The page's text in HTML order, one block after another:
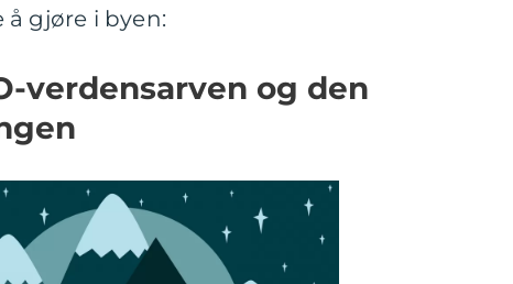
gjøre i byen:
verdensarven og den